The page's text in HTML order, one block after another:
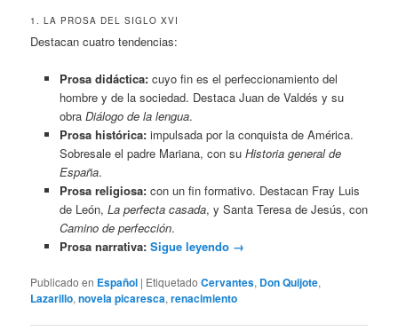
1. LA PROSA DEL SIGLO XVI
Destacan cuatro tendencias:
Prosa didáctica:cuyo fin es el perfeccionamiento del
hombre y de la sociedad. Destaca Juan de Valdés y su
obra Diálogo de la lengua.
Prosa histórica:impulsada por la conquista de América.
Sobresale el padre Mariana, con su Historia general de
España.
Prosa religiosa:con un fin formativo. Destacan Fray Luis
de León, La perfecta casada, y Santa Teresa de Jesús, con
Camino de perfección.
Prosa narrativa: Sigue leyendo →
Publicado en Español | Etiquetado Cervantes, Don Quijote,
Lazarillo,novela picaresca,renacimiento